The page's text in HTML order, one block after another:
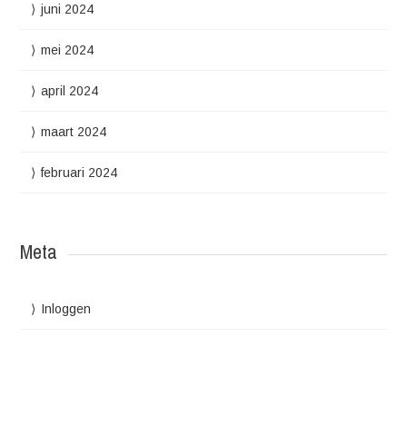
juni 2024
mei 2024
april 2024
maart 2024
februari 2024
Meta
Inloggen